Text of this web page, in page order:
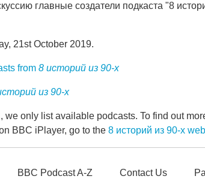
главные создатели подкаста "8
21st October 2019.
from 8 историй из 90-х
из 90-х
we only list available podcasts. To find out
BBC iPlayer, go to the 8 историй из 90-х
BBC Podcast A-Z Contact Us